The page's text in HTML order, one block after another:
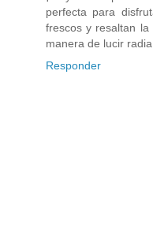
perfecta para
frescos y resaltan la
manera de lucir
Responder